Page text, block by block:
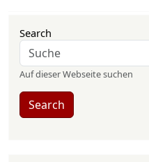
Search
Auf dieser Webseite suchen
Search